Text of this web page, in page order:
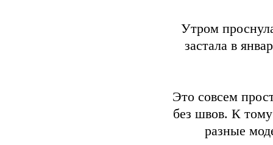
Утром
застала в
Это совсем
без швов. К
разные